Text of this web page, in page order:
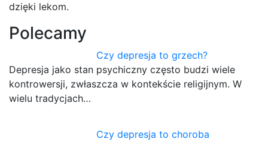
dzięki lekom.
Polecamy
Czy depresja to grzech?
Depresja jako stan psychiczny często budzi wiele
kontrowersji, zwłaszcza w kontekście religijnym. W
wielu tradycjach…
Czy depresja to choroba